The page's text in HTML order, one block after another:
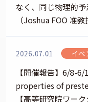
なく、同じ物理的
（Joshua FOO 准教
2026.07.01 イベ
【開催報告】6/8-
properties of
【高等研究院ワー